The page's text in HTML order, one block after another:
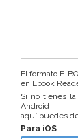
El formato E-
en Ebook
Si no tienes
Android
aquí puedes
Para iOS